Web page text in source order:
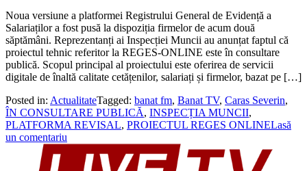
Noua versiune a platformei Registrului General de Evidență a
Salariaților a fost pusă la dispoziția firmelor de acum două
săptămâni. Reprezentanți ai Inspecției Muncii au anunțat faptul că
proiectul tehnic referitor la REGES-ONLINE este în consultare
publică. Scopul principal al proiectului este oferirea de servicii
digitale de înaltă calitate cetățenilor, salariați și firmelor, bazat pe […]
Posted in: ActualitateTagged: banat fm, Banat TV, Caras Severin,
ÎN CONSULTARE PUBLICĂ, INSPECȚIA MUNCII,
PLATFORMA REVISAL, PROIECTUL REGES ONLINELasă
un comentariu